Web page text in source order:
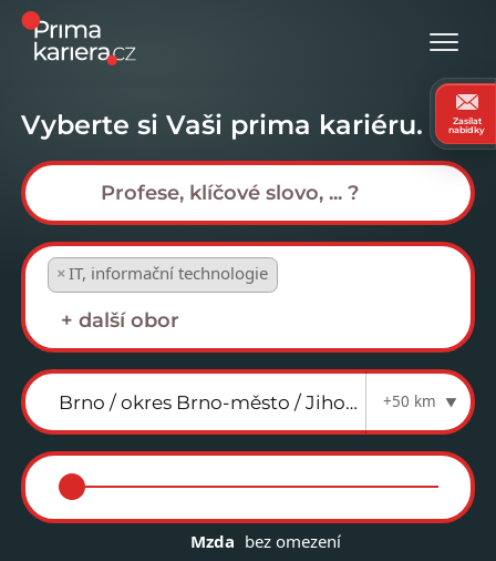
Vyberte si Vaši prima kariéru.
×IT, informační technologie
+50 km
Mzda bez omezení
Zasílat
nabídky